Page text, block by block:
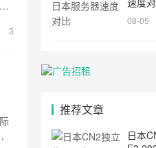
3
08-05
推荐文章
日本